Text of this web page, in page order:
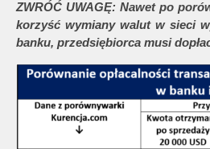
ZWRÓĆ UWAGĘ: Nawet po
korzyść wymiany walut w sieci
banku, przedsiębiorca musi